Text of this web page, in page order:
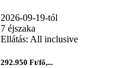
2026-09-19-tól
7 éjszaka
Ellátás: All inclusive
292.950 Ft/fő,...